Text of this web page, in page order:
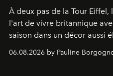
À deux pas de la Tour
l'art de vivre britannique
saison dans un décor aussi
06.08.2026 by Pauline